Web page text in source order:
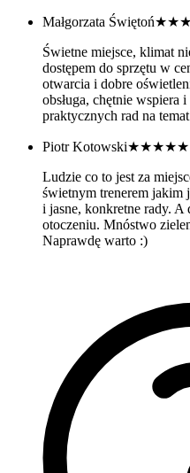
Małgorzata Świętoń
Świetne miejsce, klimat
dostępem do sprzętu w
otwarcia i dobre
obsługa, chętnie wspiera
praktycznych rad na
Piotr Kotowski★★★★★
Ludzie co to jest za
świetnym trenerem jakim
i jasne, konkretne rady.
otoczeniu. Mnóstwo
Naprawdę warto :)